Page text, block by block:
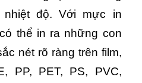
độ. Với mực in
thể in ra những con
nét rõ ràng trên film,
PP, PET, PS, PVC,